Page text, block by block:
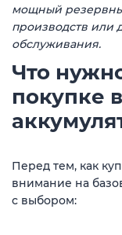
мощный
производств или
обслуживания.
Что
покупке
Перед тем, как
внимание на
с выбором: